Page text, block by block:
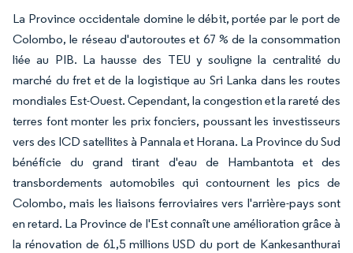
La Province occidentale domine le débit, portée par le port de
Colombo, le réseau d'autoroutes et 67 % de la consommation
liée au PIB. La hausse des TEU y souligne la centralité du
marché du fret et de la logistique au Sri Lanka dans les routes
mondiales Est-Ouest. Cependant, la congestion et la rareté des
terres font monter les prix fonciers, poussant les investisseurs
vers des ICD satellites à Pannala et Horana. La Province du Sud
bénéficie du grand tirant d'eau de Hambantota et des
transbordements automobiles qui contournent les pics de
Colombo, mais les liaisons ferroviaires vers l'arrière-pays sont
en retard. La Province de l'Est connaît une amélioration grâce à
la rénovation de 61,5 millions USD du port de Kankesanthurai